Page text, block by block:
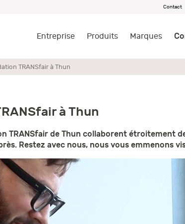
Contact
Entreprise Produits Marques
TRANSfair à Thun
à Thun
TRANSfair de Thun collaborent étroitement
Restez avec nous, nous vous emmenons